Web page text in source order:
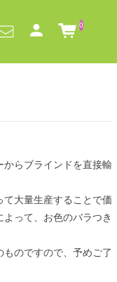
0
らブラインドを直接輸
大量生産することで価
って、お色のバラつき
のですので、予めご了